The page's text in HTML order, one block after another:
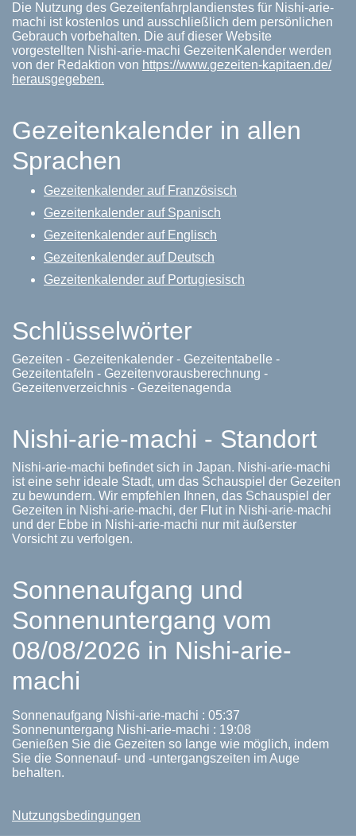
Die Nutzung des Gezeitenfahrplandienstes für Nishi-arie-
machi ist kostenlos und ausschließlich dem persönlichen
Gebrauch vorbehalten. Die auf dieser Website
vorgestellten Nishi-arie-machi GezeitenKalender werden
von der Redaktion von https://www.gezeiten-kapitaen.de/
herausgegeben.
Gezeitenkalender in allen
Sprachen
Gezeitenkalender auf Französisch
Gezeitenkalender auf Spanisch
Gezeitenkalender auf Englisch
Gezeitenkalender auf Deutsch
Gezeitenkalender auf Portugiesisch
Schlüsselwörter
Gezeiten - Gezeitenkalender - Gezeitentabelle -
Gezeitentafeln - Gezeitenvorausberechnung -
Gezeitenverzeichnis - Gezeitenagenda
Nishi-arie-machi - Standort
Nishi-arie-machi befindet sich in Japan. Nishi-arie-machi
ist eine sehr ideale Stadt, um das Schauspiel der Gezeiten
zu bewundern. Wir empfehlen Ihnen, das Schauspiel der
Gezeiten in Nishi-arie-machi, der Flut in Nishi-arie-machi
und der Ebbe in Nishi-arie-machi nur mit äußerster
Vorsicht zu verfolgen.
Sonnenaufgang und
Sonnenuntergang vom
08/08/2026 in Nishi-arie-
machi
Sonnenaufgang Nishi-arie-machi : 05:37
Sonnenuntergang Nishi-arie-machi : 19:08
Genießen Sie die Gezeiten so lange wie möglich, indem
Sie die Sonnenauf- und -untergangszeiten im Auge
behalten.
Nutzungsbedingungen